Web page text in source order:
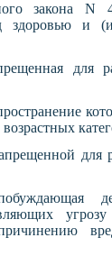
закона N
здоровью и
для
для